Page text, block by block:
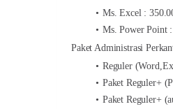
Ms. Excel :
Ms. Power Point
Paket Administrasi
Reguler
Paket Reguler+
Paket Reguler+